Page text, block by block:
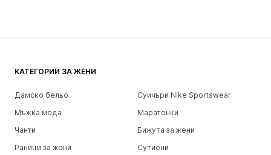
КАТЕГОРИИ ЗА ЖЕНИ
Дамско бельо
Суичъри Nike Sportswear
Мъжка мода
Маратонки
Чанти
Бижута за жени
Раници за жени
Сутиени